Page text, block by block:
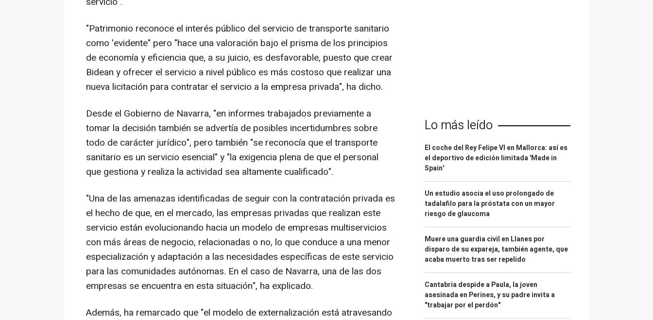
"Patrimonio reconoce el interés público del servicio de transporte sanitario
como 'evidente" pero "hace una valoración bajo el prisma de los principios
de economía y eficiencia que, a su juicio, es desfavorable, puesto que crear
Bidean y ofrecer el servicio a nivel público es más costoso que realizar una
nueva licitación para contratar el servicio a la empresa privada", ha dicho.
Desde el Gobierno de Navarra, "en informes trabajados previamente a
tomar la decisión también se advertía de posibles incertidumbres sobre
todo de carácter jurídico", pero también "se reconocía que el transporte
sanitario es un servicio esencial" y "la exigencia plena de que el personal
que gestiona y realiza la actividad sea altamente cualificado".
"Una de las amenazas identificadas de seguir con la contratación privada es
el hecho de que, en el mercado, las empresas privadas que realizan este
servicio están evolucionando hacia un modelo de empresas multiservicios
con más áreas de negocio, relacionadas o no, lo que conduce a una menor
especialización y adaptación a las necesidades específicas de este servicio
para las comunidades autónomas. En el caso de Navarra, una de las dos
empresas se encuentra en esta situación", ha explicado.
Además, ha remarcado que "el modelo de externalización está atravesando
Lo más leído
El coche del Rey Felipe VI en Mallorca: así es
el deportivo de edición limitada 'Made in
Spain'
Un estudio asocia el uso prolongado de
tadalafilo para la próstata con un mayor
riesgo de glaucoma
Muere una guardia civil en Llanes por
disparo de su expareja, también agente, que
acaba muerto tras ser repelido
Cantabria despide a Paula, la joven
asesinada en Perines, y su padre invita a
"trabajar por el perdón"